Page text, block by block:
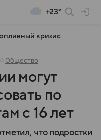
+23°
кризис
Общество
могут
по
с 16 лет
что подростки